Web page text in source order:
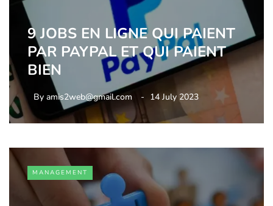
9 JOBS EN LIGNE QUI PAIENT
PAR PAYPAL ET QUI PAIENT
BIEN
By amis2web@gmail.com 14 July 2023
MANAGEMENT